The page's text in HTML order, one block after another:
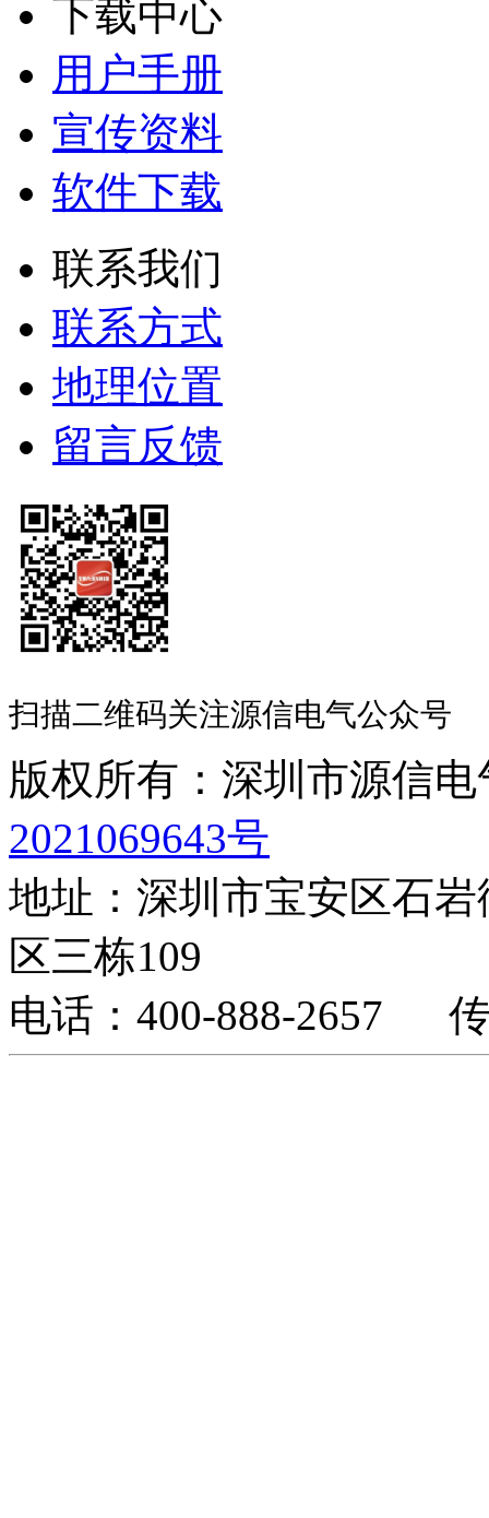
下载中心
用户手册
宣传资料
软件下载
联系我们
联系方式
地理位置
留言反馈
扫描二维码关注源信电气公众号
版权所有：深圳市源
2021069643号
地址：深圳市宝安区石
区三栋109
电话：400-888-2657 传